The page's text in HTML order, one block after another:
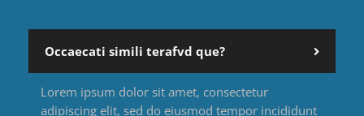
Occaecati simili terafvd que?
Lorem ipsum dolor sit amet, consectetur
adipiscing elit, sed do eiusmod tempor incididunt